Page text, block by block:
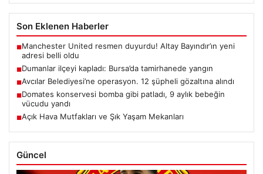
Son Eklenen Haberler
■Manchester United resmen duyurdu! Altay Bayındır’ın yeni
adresi belli oldu
■Dumanlar ilçeyi kapladı: Bursa’da tamirhanede yangın
■Avcılar Belediyesi’ne operasyon. 12 şüpheli gözaltına alındı
■Domates konservesi bomba gibi patladı, 9 aylık bebeğin
vücudu yandı
■Açık Hava Mutfakları ve Şık Yaşam Mekanları
Güncel